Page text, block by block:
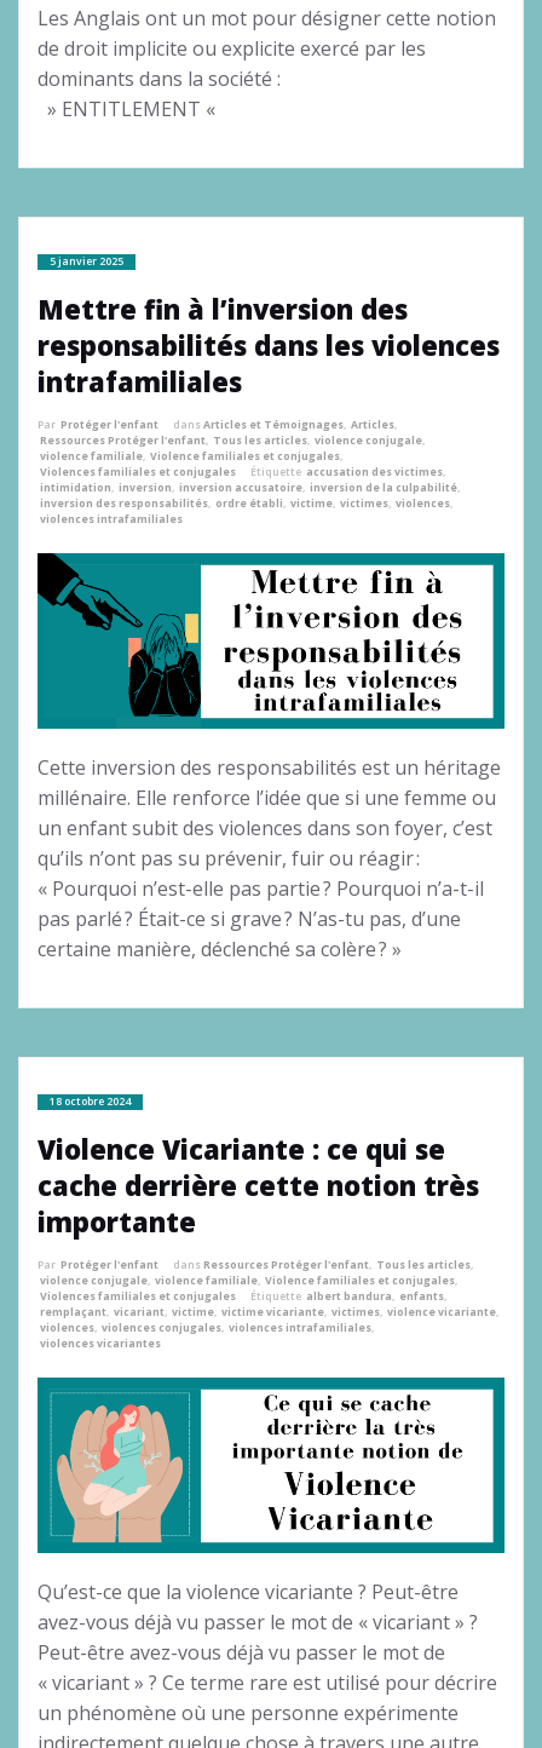
Les Anglais ont un mot pour désigner cette notion
de droit implicite ou explicite exercé par les
dominants dans la société :
» ENTITLEMENT «
5 janvier 2025
Mettre fin à l’inversion des
responsabilités dans les violences
intrafamiliales
Par Protéger l'enfant dansArticles et Témoignages, Articles,
Ressources Protéger l'enfant, Tous les articles, violence conjugale,
violence familiale, Violence familiales et conjugales,
Violences familiales et conjugales
Étiquette accusation des victimes,
intimidation, inversion, inversion accusatoire, inversion de la culpabilité,
inversion des responsabilités, ordre établi, victime, victimes, violences,
violences intrafamiliales
Cette inversion des responsabilités est un héritage
millénaire. Elle renforce l’idée que si une femme ou
un enfant subit des violences dans son foyer, c’est
qu’ils n’ont pas su prévenir, fuir ou réagir :
« Pourquoi n’est-elle pas partie ? Pourquoi n’a-t-il
pas parlé ? Était-ce si grave ? N’as-tu pas, d’une
certaine manière, déclenché sa colère ? »
18 octobre 2024
Violence Vicariante : ce qui se
cache derrière cette notion très
importante
Par Protéger l'enfant dansRessources Protéger l'enfant, Tous les articles,
violence conjugale, violence familiale, Violence familiales et conjugales,
Violences familiales et conjugales
Étiquette albert bandura, enfants,
remplaçant, vicariant, victime, victime vicariante, victimes, violence vicariante,
violences, violences conjugales, violences intrafamiliales,
violences vicariantes
Qu’est-ce que la violence vicariante ? Peut-être
avez-vous déjà vu passer le mot de « vicariant » ?
Peut-être avez-vous déjà vu passer le mot de
« vicariant » ? Ce terme rare est utilisé pour décrire
un phénomène où une personne expérimente
indirectement quelque chose à travers une autre.